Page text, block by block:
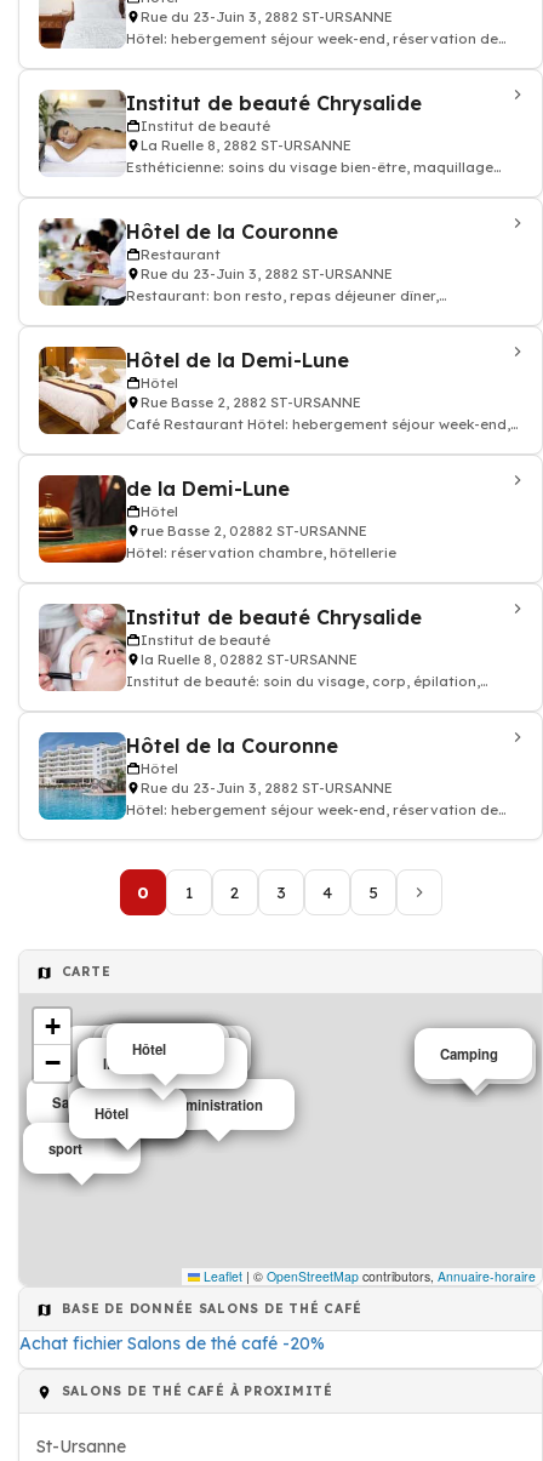
Rue du 23-Juin 3, 2882 ST-URSANNE
Hôtel: hebergement séjour week-end, réservation de
Institut de beauté Chrysalide
Institut de beauté
La Ruelle 8, 2882 ST-URSANNE
Esthéticienne: soins du visage bien-être, maquillage
Hôtel de la Couronne
Restaurant
Rue du 23-Juin 3, 2882 ST-URSANNE
Restaurant: bon resto, repas déjeuner dîner,
Hôtel de la Demi-Lune
Hôtel
Rue Basse 2, 2882 ST-URSANNE
Café Restaurant Hôtel: hebergement séjour week-end,
de la Demi-Lune
Hôtel
rue Basse 2, 02882 ST-URSANNE
Hôtel: réservation chambre, hôtellerie
Institut de beauté Chrysalide
Institut de beauté
la Ruelle 8, 02882 ST-URSANNE
Institut de beauté: soin du visage, corp, épilation,
Hôtel de la Couronne
Hôtel
Rue du 23-Juin 3, 2882 ST-URSANNE
Hôtel: hebergement séjour week-end, réservation de
0 1 2 3 4 5
CARTE
Salons de thé café
Salons de thé café
Salons de thé café
Café
Café
Café
Café
Café
Café
Camping
Magasin
sport
Administration
Hôtel
Institut de beauté
Restaurant
Hôtel
Hôtel
Institut de beauté
Hôtel
+
−
Leaflet | © OpenStreetMap contributors, Annuaire-horaire
BASE DE DONNÉE SALONS DE THÉ CAFÉ
Achat fichier Salons de thé café -20%
SALONS DE THÉ CAFÉ À PROXIMITÉ
St-Ursanne